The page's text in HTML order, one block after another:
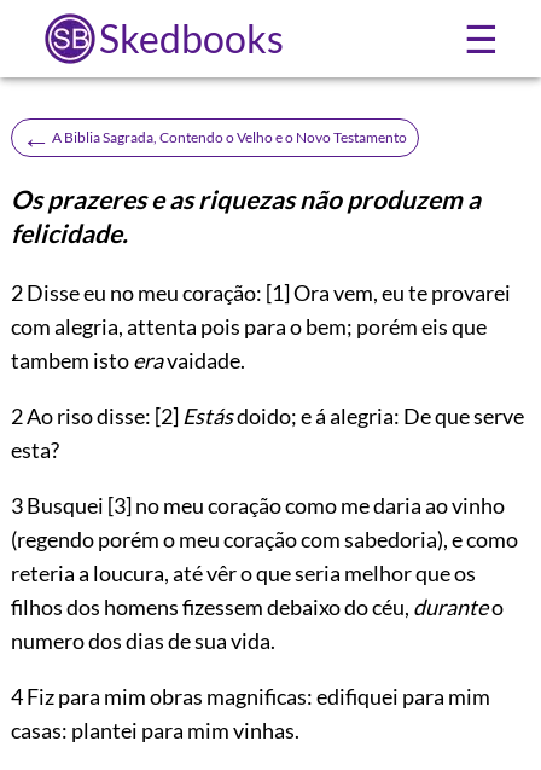
Skedbooks ☰
← A Biblia Sagrada, Contendo o Velho e o Novo Testamento
Os prazeres e as riquezas não produzem a
felicidade.
2Disse eu no meu coração: [1]Ora vem, eu te provarei
com alegria, attenta pois para o bem; porém eis que
tambem istoeravaidade.
2 Ao riso disse: [2] Estásdoido; e á alegria: De que serve
esta?
3 Busquei [3]no meu coração como me daria ao vinho
(regendo porém o meu coração com sabedoria), e como
reteria a loucura, até vêr o que seria melhor que os
filhos dos homens fizessem debaixo do céu, duranteo
numero dos dias de sua vida.
4 Fiz para mim obras magnificas: edifiquei para mim
casas: plantei para mim vinhas.